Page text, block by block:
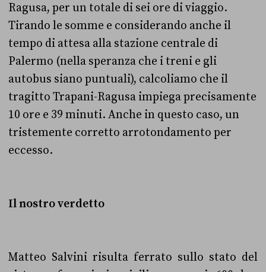
Ragusa, per un totale di sei ore di viaggio.
Tirando le somme e considerando anche il
tempo di attesa alla stazione centrale di
Palermo (nella speranza che i treni e gli
autobus siano puntuali), calcoliamo che il
tragitto Trapani-Ragusa impiega precisamente
10 ore e 39 minuti. Anche in questo caso, un
tristemente corretto arrotondamento per
eccesso.
Il nostro verdetto
Matteo Salvini risulta ferrato sullo stato del